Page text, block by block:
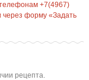
+7(4967)
через форму «Задать
рецепта.